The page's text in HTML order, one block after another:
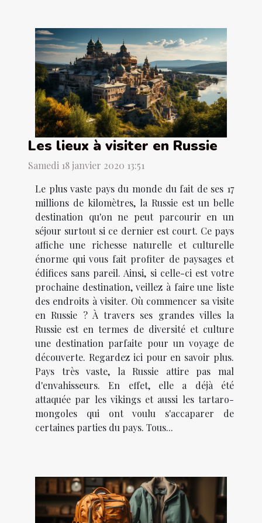
Les lieux à visiter en Russie
Samedi 18 janvier 2020 13:51
Le plus vaste pays du monde du fait de ses 17
millions de kilomètres, la Russie est un belle
destination qu'on ne peut parcourir en un
séjour surtout si ce dernier est court. Ce pays
affiche une richesse naturelle et culturelle
énorme qui vous fait profiter de paysages et
édifices sans pareil. Ainsi, si celle-ci est votre
prochaine destination, veillez à faire une liste
des endroits à visiter. Où commencer sa visite
en Russie ? À travers ses grandes villes la
Russie est en termes de diversité et culture
une destination parfaite pour un voyage de
découverte. Regardez ici pour en savoir plus.
Pays très vaste, la Russie attire pas mal
d'envahisseurs. En effet, elle a déjà été
attaquée par les vikings et aussi les tartaro-
mongoles qui ont voulu s'accaparer de
certaines parties du pays. Tous...